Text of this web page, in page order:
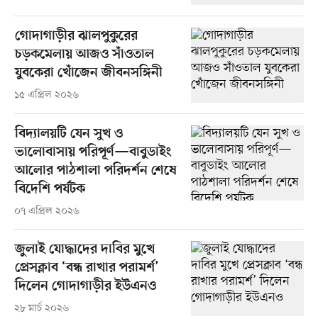
গোদাগাড়ীর ঝালপুকুরের
চড়কমেলায় আজও সাঁওতাল
যুবকেরা খোঁজেন জীবনসঙ্গিনী
১৫ এপ্রিল ২০২৬
বিদ্যালয়টি যেন সুখ ও
ভালোবাসায় পরিপূর্ণ—বাবুডাইং
আলোর পাঠশালা পরিদর্শন শেষে
বিদেশি পর্যটক
০৭ এপ্রিল ২০২৬
জুলাই যোদ্ধাদের দাবির মুখে
প্রেসক্লাব ‘বন্ধ রাখার পরামর্শ’
দিলেন গোদাগাড়ীর ইউএনও
২৮ মার্চ ২০২৬